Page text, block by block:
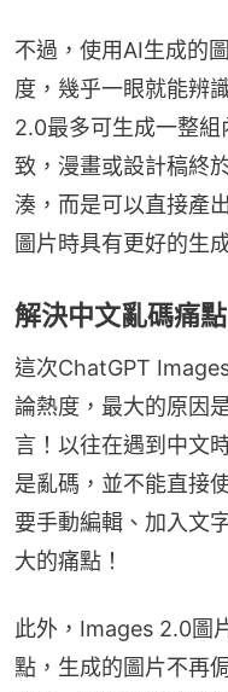
不過，使用AI生成的
度，幾乎一眼就能辨
2.0最多可生成一整
致，漫畫或設計稿終
湊，而是可以直接產
圖片時具有更好的生
解決中文亂碼痛
這次ChatGPT
論熱度，最大的原因
言！以往在遇到中文
是亂碼，並不能直接
要手動編輯、加入文
大的痛點！
此外，Images 2.0圖
點，生成的圖片不再